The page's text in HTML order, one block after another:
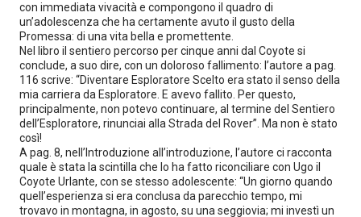
con immediata vivacità e compongono il quadro di
un’adolescenza che ha certamente avuto il gusto della
Promessa: di una vita bella e promettente.
Nel libro il sentiero percorso per cinque anni dal Coyote si
conclude, a suo dire, con un doloroso fallimento: l’autore a pag.
116 scrive: “Diventare Esploratore Scelto era stato il senso della
mia carriera da Esploratore. E avevo fallito. Per questo,
principalmente, non potevo continuare, al termine del Sentiero
dell’Esploratore, rinunciai alla Strada del Rover”. Ma non è stato
così!
A pag. 8, nell’Introduzione all’introduzione, l’autore ci racconta
quale è stata la scintilla che lo ha fatto riconciliare con Ugo il
Coyote Urlante, con se stesso adolescente: “Un giorno quando
quell’esperienza si era conclusa da parecchio tempo, mi
trovavo in montagna, in agosto, su una seggiovia; mi investì un